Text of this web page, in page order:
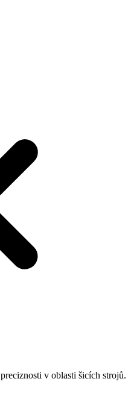
v oblasti šicích strojů.